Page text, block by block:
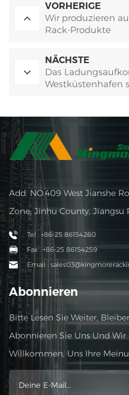
VORHERIGE
Wir produzieren
Rack-Produkte
NÄCHSTE
Das
Westküstenhafen
Add: NO.409 West Jianshe
Zone, Jinhu County, Jiangsu
Tel : +86-25 86154260
Fax : +86-25 86154259
Email :
Abonnieren
Bitte Lesen Sie Weiter,
Abonnieren Sie Uns Und
Willkommen, Uns Ihre